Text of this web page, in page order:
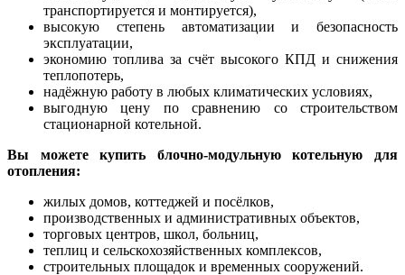
транспортируется и монтируется),
высокую степень автоматизации и безопасность
эксплуатации,
экономию топлива за счёт высокого КПД и снижения
теплопотерь,
надёжную работу в любых климатических условиях,
выгодную цену по сравнению со строительством
стационарной котельной.
Вы можете купить блочно-модульную котельную для
отопления:
жилых домов, коттеджей и посёлков,
производственных и административных объектов,
торговых центров, школ, больниц,
теплиц и сельскохозяйственных комплексов,
строительных площадок и временных сооружений.